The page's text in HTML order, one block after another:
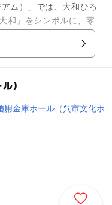
ム）」では、大和ひろ
和」をシンボルに、零
などの実物資料を展示
）